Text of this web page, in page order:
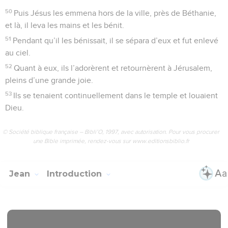
50 Puis Jésus les emmena hors de la ville, près de Béthanie,
et là, il leva les mains et les bénit.
51 Pendant qu’il les bénissait, il se sépara d’eux et fut enlevé
au ciel.
52 Quant à eux, ils l’adorèrent et retournèrent à Jérusalem,
pleins d’une grande joie.
53 Ils se tenaient continuellement dans le temple et louaient
Dieu.
© Société biblique française – Bibli’O, 1997, avec autorisation. Pour vous procurer
une Bible imprimée, rendez-vous sur www.editionsbiblio.fr
Jean Introduction